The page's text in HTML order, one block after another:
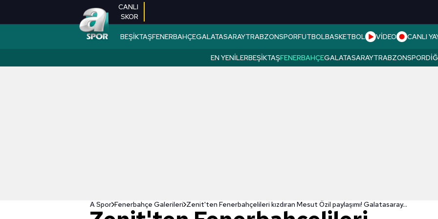
CANLI
SKOR
BEŞİKTAŞFENERBAHÇEGALATASARAYTRABZONSPORFUTBOLBASKETBOL VİDEO CANLI
EN YENILERBEŞIKTAŞFENERBAHÇEGALATASARAYTRABZONSPOR
A Spor Fenerbahçe Galerileri Zenit'ten Fenerbahçelileri kızdıran Mesut Özil paylaşımı! Galatasaray...